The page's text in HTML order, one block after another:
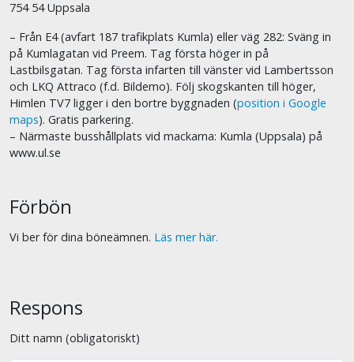
754 54 Uppsala
– Från E4 (avfart 187 trafikplats Kumla) eller väg 282: Sväng in
på Kumlagatan vid Preem. Tag första höger in på
Lastbilsgatan. Tag första infarten till vänster vid Lambertsson
och LKQ Attraco (f.d. Bildemo). Följ skogskanten till höger,
Himlen TV7 ligger i den bortre byggnaden (position i Google
maps). Gratis parkering.
– Närmaste busshållplats vid mackarna: Kumla (Uppsala) på
www.ul.se
Förbön
Vi ber för dina böneämnen. Läs mer här.
Respons
Ditt namn (obligatoriskt)